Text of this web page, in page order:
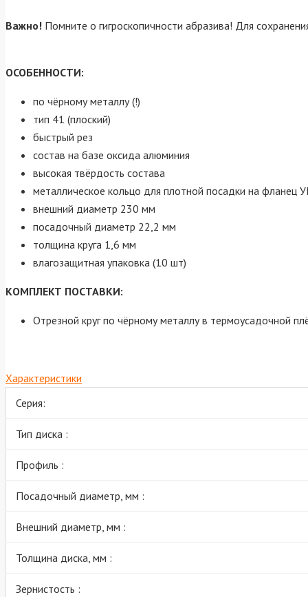
Важно! Помните о гигроскопичности абразива! Для
ОСОБЕННОСТИ:
по чёрному металлу (!)
тип 41 (плоский)
быстрый рез
состав на базе оксида алюминия
высокая твёрдость состава
металлическое кольцо для плотной посадки на фланец
внешний диаметр 230 мм
посадочный диаметр 22,2 мм
толщина круга 1,6 мм
влагозащитная упаковка (10 шт)
КОМПЛЕКТ ПОСТАВКИ:
Отрезной круг по чёрному металлу в термоусадочной
Характеристики
Серия:
Тип диска :
Профиль :
Посадочный диаметр, мм :
Внешний диаметр, мм :
Толщина диска, мм :
Зернистость :